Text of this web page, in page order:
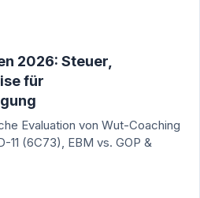
2026: Steuer,
für
Evaluation von Wut-Coaching
11 (6C73), EBM vs. GOP &